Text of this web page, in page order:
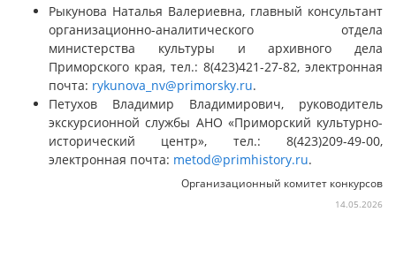
Рыкунова Наталья Валериевна, главный консультант
организационно-аналитического отдела
министерства культуры и архивного дела
Приморского края, тел.: 8(423)421-27-82, электронная
почта: rykunova_nv@primorsky.ru.
Петухов Владимир Владимирович, руководитель
экскурсионной службы АНО «Приморский культурно-
исторический центр», тел.: 8(423)209-49-00,
электронная почта: metod@primhistory.ru.
Организационный комитет конкурсов
14.05.2026